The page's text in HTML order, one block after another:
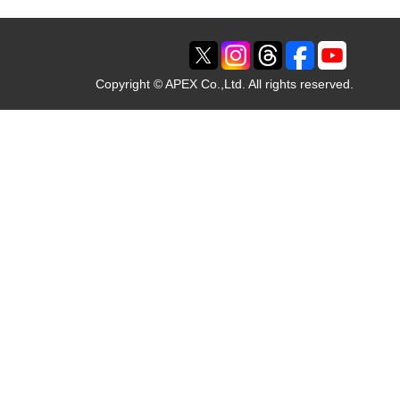
Copyright © APEX Co.,Ltd. All rights reserved.